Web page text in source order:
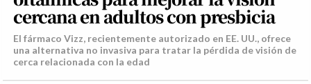
cercana en adultos con presbicia
El fármaco Vizz, recientemente autorizado en EE. UU., ofrece
una alternativa no invasiva para tratar la pérdida de visión de
cerca relacionada con la edad